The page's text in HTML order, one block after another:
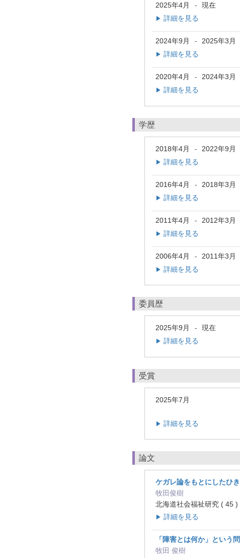
2025年4月 - 現在
▶ 詳細を見る
2024年9月 - 2025年3月
▶ 詳細を見る
2020年4月 - 2024年3月
▶ 詳細を見る
学歴
2018年4月 - 2022年9月
▶ 詳細を見る
2016年4月 - 2018年3月
▶ 詳細を見る
2011年4月 - 2012年3月
▶ 詳細を見る
2006年4月 - 2011年3月
▶ 詳細を見る
委員歴
2025年9月 - 現在
▶ 詳細を見る
受賞
2025年7月
▶ 詳細を見る
論文
ケガレ論をもとにしたひ
牧田俊樹
北海道社会福祉研究 ( 45
▶ 詳細を見る
「障害とは何か」とい
牧田 俊樹